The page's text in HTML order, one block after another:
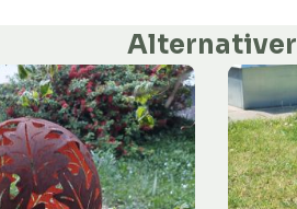
Alternativer